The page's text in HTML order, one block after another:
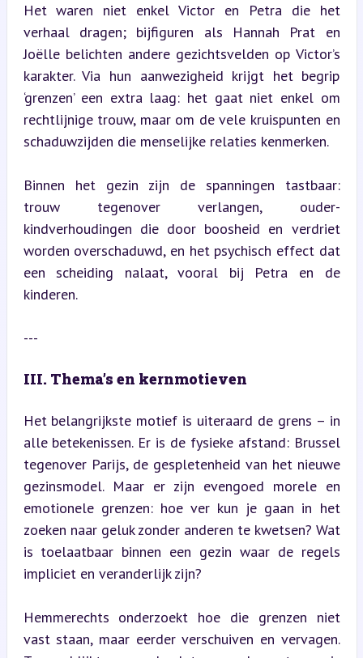
Het waren niet enkel Victor en Petra die het
verhaal dragen; bijfiguren als Hannah Prat en
Joëlle belichten andere gezichtsvelden op Victor’s
karakter. Via hun aanwezigheid krijgt het begrip
‘grenzen’ een extra laag: het gaat niet enkel om
rechtlijnige trouw, maar om de vele kruispunten en
schaduwzijden die menselijke relaties kenmerken.
Binnen het gezin zijn de spanningen tastbaar:
trouw tegenover verlangen, ouder-
kindverhoudingen die door boosheid en verdriet
worden overschaduwd, en het psychisch effect dat
een scheiding nalaat, vooral bij Petra en de
kinderen.
---
III. Thema’s en kernmotieven
Het belangrijkste motief is uiteraard de grens – in
alle betekenissen. Er is de fysieke afstand: Brussel
tegenover Parijs, de gespletenheid van het nieuwe
gezinsmodel. Maar er zijn evengoed morele en
emotionele grenzen: hoe ver kun je gaan in het
zoeken naar geluk zonder anderen te kwetsen? Wat
is toelaatbaar binnen een gezin waar de regels
impliciet en veranderlijk zijn?
Hemmerechts onderzoekt hoe die grenzen niet
vast staan, maar eerder verschuiven en vervagen.